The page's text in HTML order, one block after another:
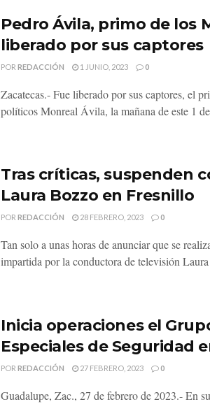
Pedro Ávila, primo de los
liberado por sus captores
POR REDACCIÓN 1 JUNIO, 2023 0
Zacatecas.- Fue liberado por sus captores, el
políticos Monreal Ávila, la mañana de este 1
Tras críticas, suspenden
Laura Bozzo en Fresnillo
POR REDACCIÓN 28 FEBRERO, 2023 0
Tan solo a unas horas de anunciar que se
impartida por la conductora de televisión
Inicia operaciones el
Especiales de Seguridad
POR REDACCIÓN 27 FEBRERO, 2023 0
Guadalupe, Zac., 27 de febrero de 2023.- En